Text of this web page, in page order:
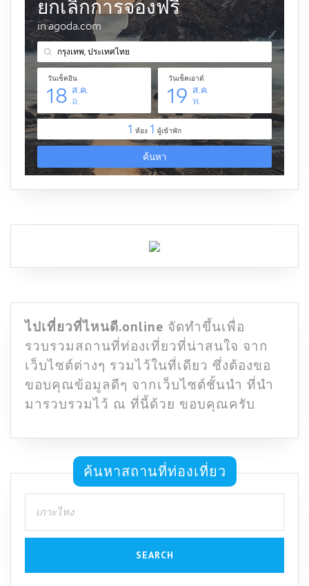
ไปเที่ยวที่ไหนดี.online จัดทำขึ้นเพื่อ
รวบรวมสถานที่ท่องเที่ยวที่น่าสนใจ จาก
เว็บไซต์ต่างๆ รวมไว้ในที่เดียว ซึ่งต้องขอ
ขอบคุณข้อมูลดีๆ จากเว็บไซต์ชั้นนำ ที่นำ
มารวบรวมไว้ ณ ที่นี้ด้วย ขอบคุณครับ
ค้นหาสถานที่ท่องเที่ยว
for: